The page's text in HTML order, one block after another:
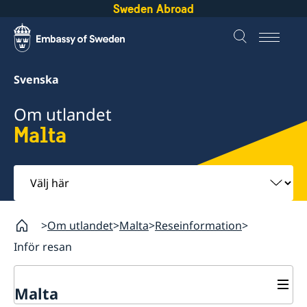
Sweden Abroad
Svenska
Om utlandet
Malta
Välj
här
Om utlandet Malta Reseinformation
Inför resan
Malta